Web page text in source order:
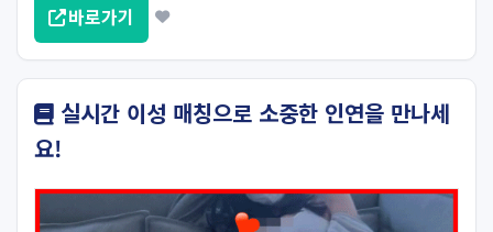
바로가기
실시간 이성 매칭으로 소중한 인연을 만나세
요!